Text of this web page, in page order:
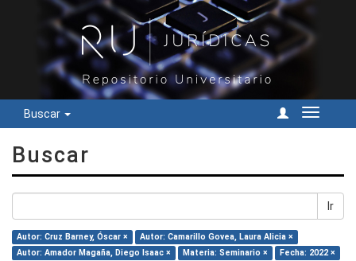
Buscar
Cambiar
Buscar
Ir
Autor: Cruz Barney, Óscar ×
Autor: Camarillo Govea, Laura Alicia ×
Autor: Amador Magaña, Diego Isaac ×
Materia: Seminario ×
Fecha: 2022 ×